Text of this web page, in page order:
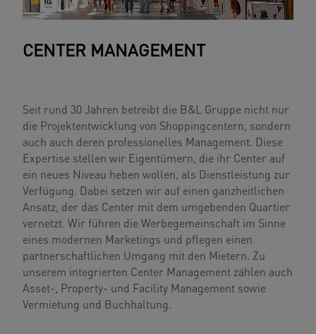
CENTER MANAGEMENT
Seit rund 30 Jahren betreibt die B&L Gruppe nicht nur
die Projektentwicklung von Shoppingcentern, sondern
auch auch deren professionelles Management. Diese
Expertise stellen wir Eigentümern, die ihr Center auf
ein neues Niveau heben wollen, als Dienstleistung zur
Verfügung. Dabei setzen wir auf einen ganzheitlichen
Ansatz, der das Center mit dem umgebenden Quartier
vernetzt. Wir führen die Werbegemeinschaft im Sinne
eines modernen Marketings und pflegen einen
partnerschaftlichen Umgang mit den Mietern. Zu
unserem integrierten Center Management zählen auch
Asset-, Property- und Facility Management sowie
Vermietung und Buchhaltung.